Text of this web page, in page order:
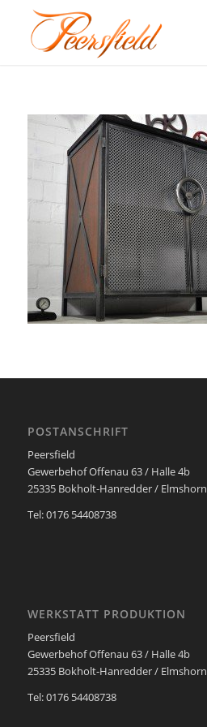
POSTANSCHRIFT
Peersfield
Gewerbehof Offenau 63 / Halle 4b
25335 Bokholt-Hanredder / Elmshorn
Tel: 0176 54408738
WERKSTATT PRODUKTION
Peersfield
Gewerbehof Offenau 63 / Halle 4b
25335 Bokholt-Hanredder / Elmshorn
Tel: 0176 54408738